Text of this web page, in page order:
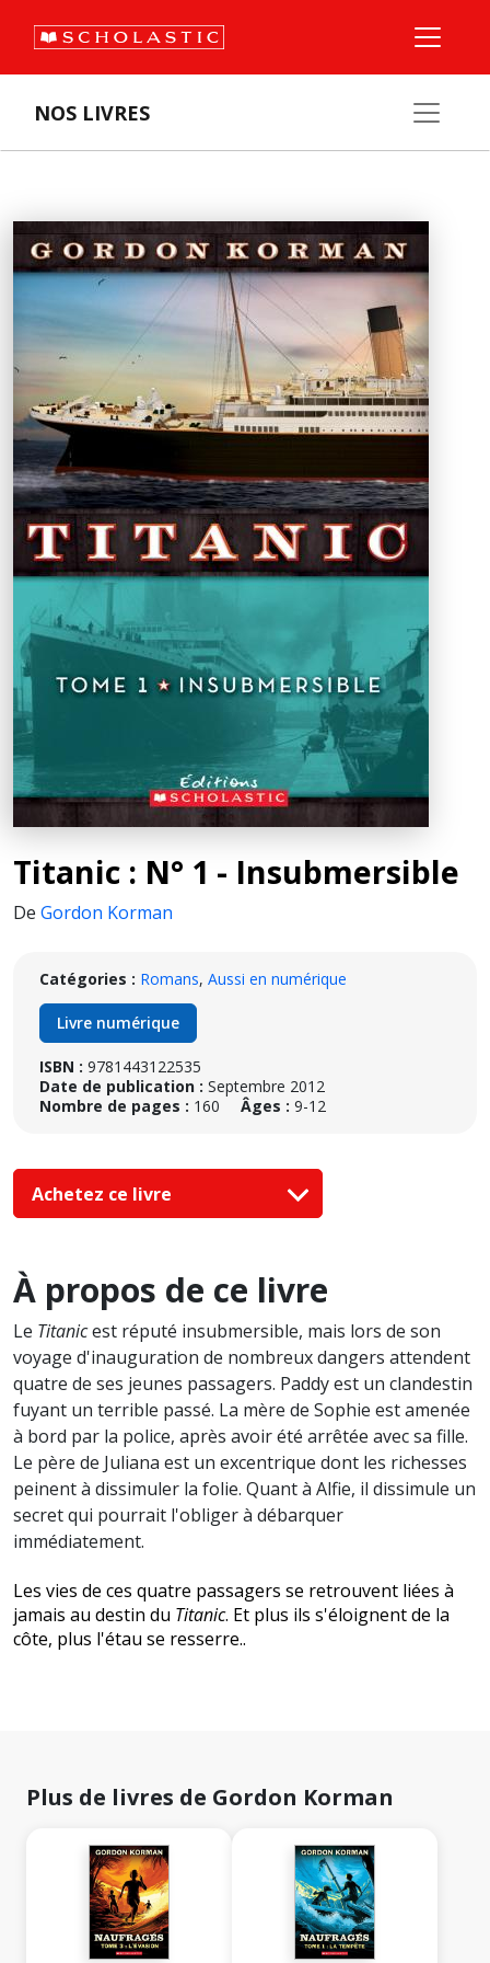
NOS LIVRES
Titanic : N° 1 - Insubmersible
De Gordon Korman
Catégories : Romans, Aussi en numérique
Livre numérique
ISBN : 9781443122535
Date de publication : Septembre 2012
Nombre de pages : 160 Âges : 9-12
Achetez ce livre
À propos de ce livre
Le Titanicest réputé insubmersible, mais lors de son
voyage d'inauguration de nombreux dangers attendent
quatre de ses jeunes passagers. Paddy est un clandestin
fuyant un terrible passé. La mère de Sophie est amenée
à bord par la police, après avoir été arrêtée avec sa fille.
Le père de Juliana est un excentrique dont les richesses
peinent à dissimuler la folie. Quant à Alfie, il dissimule un
secret qui pourrait l'obliger à débarquer
immédiatement.
Les vies de ces quatre passagers se retrouvent liées à
jamais au destin du Titanic. Et plus ils s'éloignent de la
côte, plus l'étau se resserre..
Plus de livres de Gordon Korman